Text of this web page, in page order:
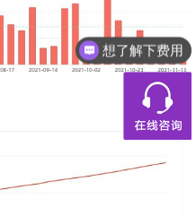
想了解下费用